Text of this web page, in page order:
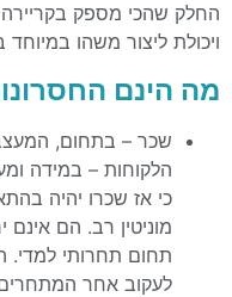
החלק שהכי מספק
ויכולת ליצור משהו
מה הינם
שכר – בתחום,
הלקוחות – במידה
כי אז שכרו יהיה
מוניטין רב. הם אינם
תחום תחרותי למדי.
לעקוב אחר